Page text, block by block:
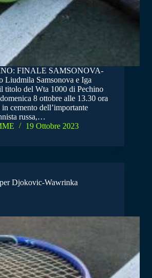
FINALE SAMSONOVA-
Liudmila Samsonova e Iga
titolo del Wta 1000 di Pechino
8 ottobre alle 13.30 ora
cemento dell’importante
russa,…
19 Ottobre 2023
Djokovic-Wawrinka